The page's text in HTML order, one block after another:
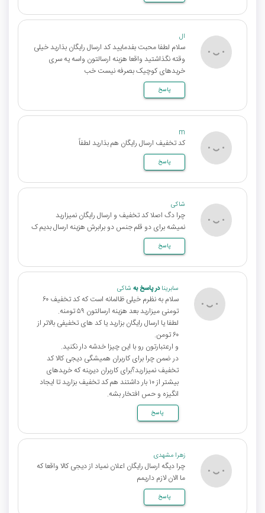
ال
سلام لطفا محبت بفدمایید کد ارسال رایگان بذارید خیلی
وقته نگذاشتید واقعا هزبنه ارسالتون واسه یه سری
خریدهای کوچیک بصرفه نیست خب
پاسخ
m
کد تخفیف ارسال رایگان هم بذارید لطفاً
پاسخ
شاکی
چرا دگ اصلا کد تخفیف و ارسال رایگان نمیزارید
نمیشه برای دو قلم جنس دو برابرش هزینه ارسال بدیم ک
پاسخ
سابرینادر پاسخ به شاکی
سلام به نظرم خیلی ظالمانه است که کد تخفیف ۶۰
تومنی میزارید بعد هزینه ارسالتون ۵۹ تومنه.
لطفا یا ارسال رایگان بزارید یا کد های تخفیفی بالاتر از
۶۰ تومن.
و ارعتبارتون رو با این چیزا خدشه دار نکنید.
در ضمن چرا برای کاربران همیشگی دیجی کالا کد
تخفیف نمیزارید‌؟برای کاربران دیرینه که خریدهای
بیشتر از ۱۰ بار داشتند هم کد تخفیف بزارید تا ایجاد
انگیزه و حس افتخار بشه.
پاسخ
زهرا مشهدی
چرا دیگه ارسال رایگان اعلان نمیاد از دیجی کالا واقعا که
ما الان لازم داریمم
پاسخ